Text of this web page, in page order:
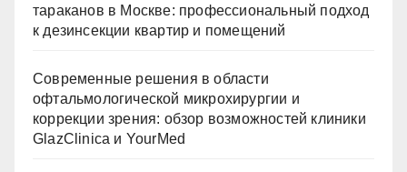
тараканов в Москве: профессиональный подход
к дезинсекции квартир и помещений
Современные решения в области
офтальмологической микрохирургии и
коррекции зрения: обзор возможностей клиники
GlazClinica и YourMed